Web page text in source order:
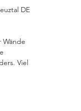
DE
Wände
Viel